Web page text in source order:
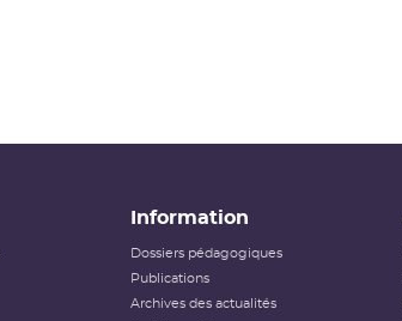
Information
Dossiers pédagogiques
Publications
Archives des actualités